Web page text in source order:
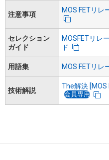
注意事項
MOS FETリレ
セレクション
ガイド
MOSFETリレ
ド
用語集 MOS FETリレ
技術解説
The解決 [MOS
会員専用